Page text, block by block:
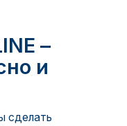
–
и
сделать